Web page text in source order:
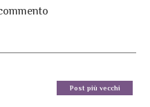
Post più vecchi